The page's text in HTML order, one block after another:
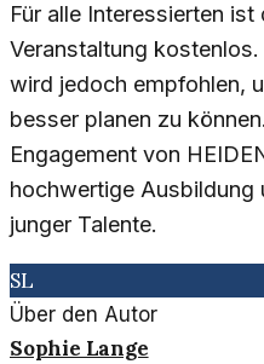
Für alle Interessierten ist
Veranstaltung
wird jedoch empfohlen,
besser planen zu
Engagement von
hochwertige Ausbildung
junger Talente.
SL
Über den Autor
Sophie Lange